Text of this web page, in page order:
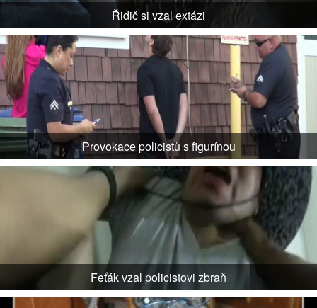
Řidič si vzal extázi
Provokace policistů s figurínou
Feťák vzal policistovi zbraň